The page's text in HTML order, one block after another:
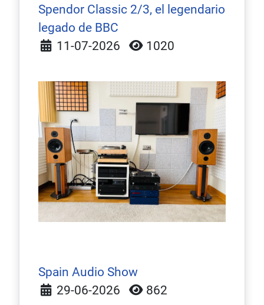
Spendor Classic 2/3, el legendario
legado de BBC
Detalles
11-07-2026 1020
Spain Audio Show
Detalles
29-06-2026 862